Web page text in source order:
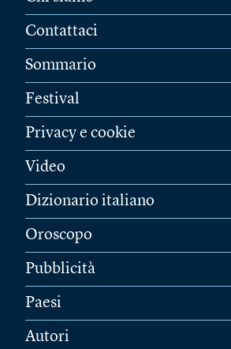
Contattaci
Sommario
Festival
Privacy e cookie
Video
Dizionario italiano
Oroscopo
Pubblicità
Paesi
Autori